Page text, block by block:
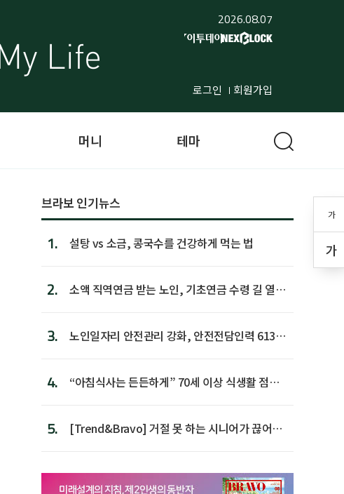
2026.08.07
로그인 회원가입
가
가
머니 테마
브라보 인기뉴스
1. 설탕 vs 소금, 콩국수를 건강하게 먹는 법
2.
소액 직역연금 받는 노인, 기초연금 수령 길 열린
3.
노인일자리 안전관리 강화, 안전전담인력 613명
4.
“아침식사는 든든하게” 70세 이상 식생활 점수
5.
[Trend&Bravo] 거절 못 하는 시니어가 끊어야